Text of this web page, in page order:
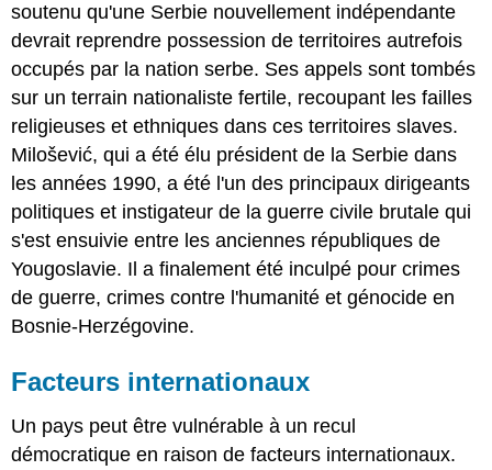
soutenu qu'une Serbie nouvellement indépendante
devrait reprendre possession de territoires autrefois
occupés par la nation serbe. Ses appels sont tombés
sur un terrain nationaliste fertile, recoupant les failles
religieuses et ethniques dans ces territoires slaves.
Milošević, qui a été élu président de la Serbie dans
les années 1990, a été l'un des principaux dirigeants
politiques et instigateur de la guerre civile brutale qui
s'est ensuivie entre les anciennes républiques de
Yougoslavie. Il a finalement été inculpé pour crimes
de guerre, crimes contre l'humanité et génocide en
Bosnie-Herzégovine.
Facteurs internationaux
Un pays peut être vulnérable à un recul
démocratique en raison de facteurs internationaux.